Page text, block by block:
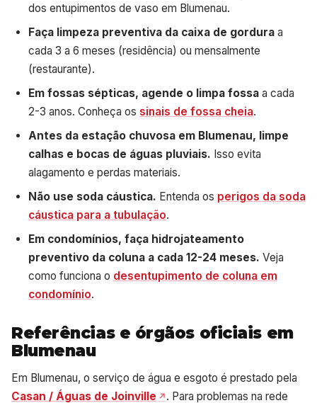
dos entupimentos de vaso em Blumenau.
Faça limpeza preventiva da caixa de gordura a
cada 3 a 6 meses (residência) ou mensalmente
(restaurante).
Em fossas sépticas, agende o limpa fossa a cada
2-3 anos. Conheça os sinais de fossa cheia.
Antes da estação chuvosa em Blumenau, limpe
calhas e bocas de águas pluviais. Isso evita
alagamento e perdas materiais.
Não use soda cáustica. Entenda os perigos da soda
cáustica para a tubulação.
Em condomínios, faça hidrojateamento
preventivo da coluna a cada 12-24 meses. Veja
como funciona o desentupimento de coluna em
condomínio.
Referências e órgãos oficiais em
Blumenau
Em Blumenau, o serviço de água e esgoto é prestado pela
Casan / Águas de Joinville
. Para problemas na rede